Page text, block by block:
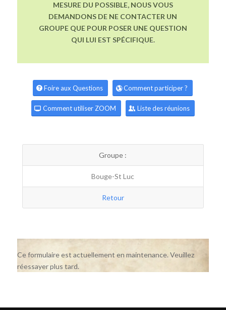
MESURE DU POSSIBLE, NOUS VOUS
DEMANDONS DE NE CONTACTER UN
GROUPE QUE POUR POSER UNE QUESTION
QUI LUI EST SPÉCIFIQUE.
Foire aux Questions Comment participer ?
Comment utiliser ZOOM Liste des réunions
Groupe :
Bouge-St Luc
Retour
Ce formulaire est actuellement en maintenance. Veuillez
réessayer plus tard.